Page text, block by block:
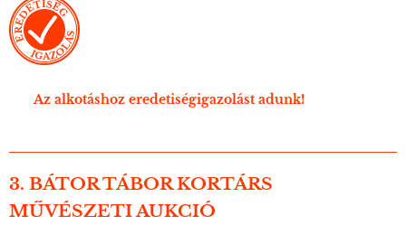
Az alkotáshoz eredetiségigazolást adunk!
3. BÁTOR TÁBOR KORTÁRS
MŰVÉSZETI AUKCIÓ